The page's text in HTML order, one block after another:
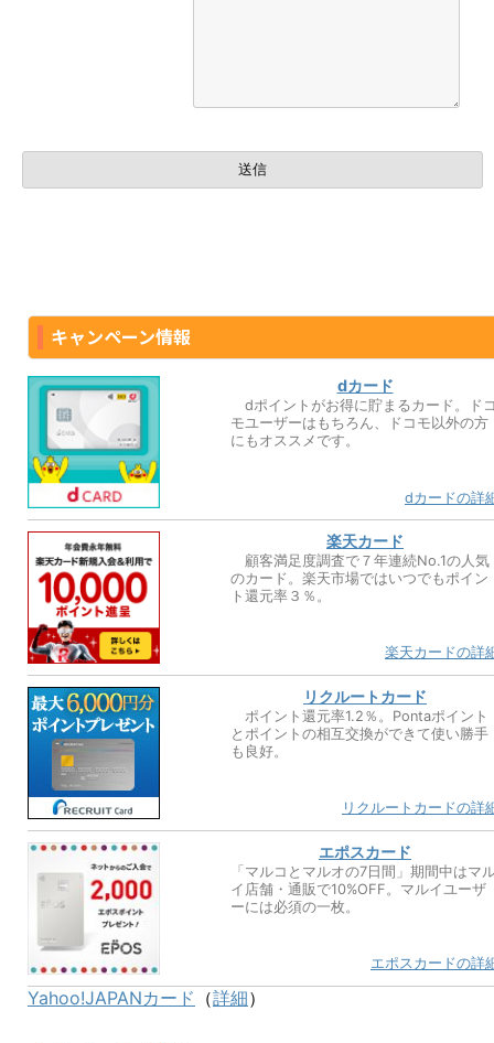
キャンペーン情報
dカード
dポイントがお得に貯まるカード。ド
モユーザーはもちろん、ドコモ以外の方
にもオススメです。
dカードの詳
楽天カード
顧客満足度調査で７年連続No.1の人気
のカード。楽天市場ではいつでもポイン
ト還元率３％。
楽天カードの詳
リクルートカード
ポイント還元率1.2％。Pontaポイント
とポイントの相互交換ができて使い勝手
も良好。
リクルートカードの詳
エポスカード
「マルコとマルオの7日間」期間中はマ
イ店舗・通販で10%OFF。マルイユーザ
ーには必須の一枚。
エポスカードの詳
Yahoo!JAPANカード （詳細）